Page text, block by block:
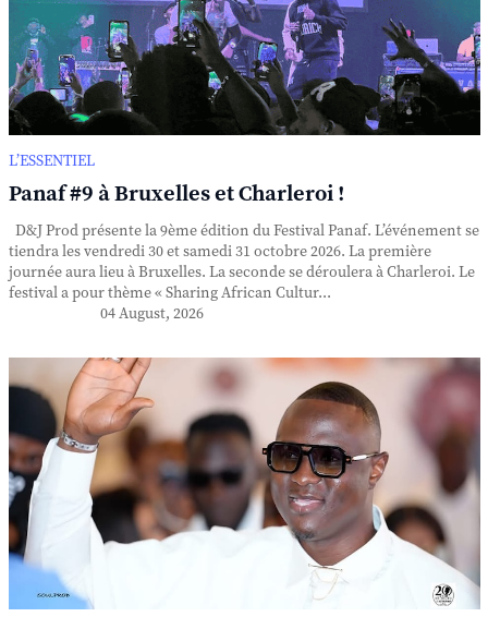
L’ESSENTIEL
Panaf #9 à Bruxelles et Charleroi !
D&J Prod présente la 9ème édition du Festival Panaf. L’événement se
tiendra les vendredi 30 et samedi 31 octobre 2026. La première
journée aura lieu à Bruxelles. La seconde se déroulera à Charleroi. Le
festival a pour thème « Sharing African Cultur...
04 August, 2026